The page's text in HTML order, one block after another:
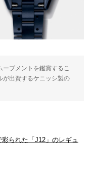
ブメントを鑑賞するこ
が出資するケニッシ製の
られた「J12」のレギュ